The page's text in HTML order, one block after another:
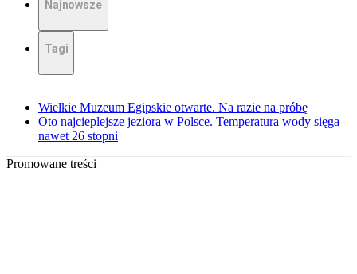
Najnowsze
Tagi
Wielkie Muzeum Egipskie otwarte. Na razie na próbę
Oto najcieplejsze jeziora w Polsce. Temperatura wody sięga
nawet 26 stopni
Promowane treści